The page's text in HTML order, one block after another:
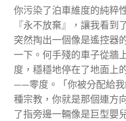
你污染了泊車維度的純粹
『永不放棄』，讓我看到
突然掏出一個像是遙控器
一下。何手殘的車子從牆
度，穩穩地停在了地面上
——零度。「你被分配給
種宗教，你就是那個連方
了指旁邊一輛像是巨型嬰